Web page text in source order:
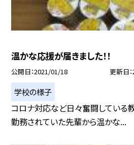
温かな応援が届きました！！
公開日 2021/01/18 更新日
学校の様子
コロナ対応など日々奮闘している
勤務されていた先輩から温かな...